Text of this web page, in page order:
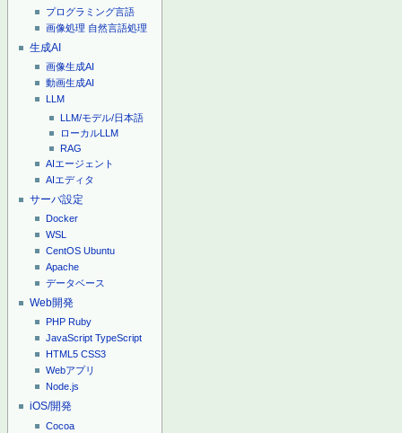
プログラミング言語
画像処理 自然言語処理
生成AI
画像生成AI
動画生成AI
LLM
LLM/モデル/日本語
ローカルLLM
RAG
AIエージェント
AIエディタ
サーバ設定
Docker
WSL
CentOS Ubuntu
Apache
データベース
Web開発
PHP Ruby
JavaScript TypeScript
HTML5 CSS3
Webアプリ
Node.js
iOS/開発
Cocoa